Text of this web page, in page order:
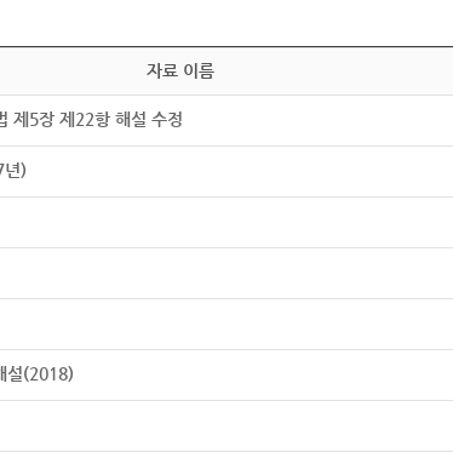
자료 이름
제5장 제22항 해설 수정
년)
설(2018)